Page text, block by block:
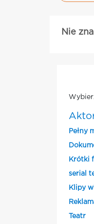
Nie
Pełny
Krótki
serial
Klipy
Teatr